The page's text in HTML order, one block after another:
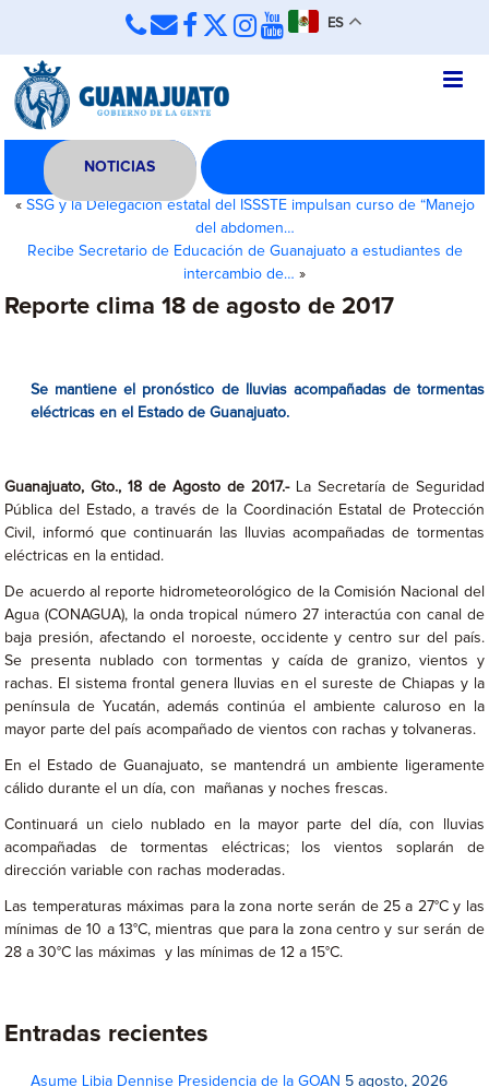
ES
NOTICIAS
« SSG y la Delegación estatal del ISSSTE impulsan curso de “Manejo
del abdomen…
Recibe Secretario de Educación de Guanajuato a estudiantes de
intercambio de… »
Reporte clima 18 de agosto de 2017
Se mantiene el pronóstico de lluvias acompañadas de tormentas
eléctricas en el Estado de Guanajuato.
Guanajuato, Gto., 18 de Agosto de 2017.-La Secretaría de Seguridad
Pública del Estado, a través de la Coordinación Estatal de Protección
Civil, informó que continuarán las lluvias acompañadas de tormentas
eléctricas en la entidad.
De acuerdo al reporte hidrometeorológico de la Comisión Nacional del
Agua (CONAGUA), la onda tropical número 27 interactúa con canal de
baja presión, afectando el noroeste, occidente y centro sur del país.
Se presenta nublado con tormentas y caída de granizo, vientos y
rachas. El sistema frontal genera lluvias en el sureste de Chiapas y la
península de Yucatán, además continúa el ambiente caluroso en la
mayor parte del país acompañado de vientos con rachas y tolvaneras.
En el Estado de Guanajuato, se mantendrá un ambiente ligeramente
cálido durante el un día, con mañanas y noches frescas.
Continuará un cielo nublado en la mayor parte del día, con lluvias
acompañadas de tormentas eléctricas; los vientos soplarán de
dirección variable con rachas moderadas.
Las temperaturas máximas para la zona norte serán de 25 a 27°C y las
mínimas de 10 a 13°C, mientras que para la zona centro y sur serán de
28 a 30°C las máximas y las mínimas de 12 a 15°C.
Entradas recientes
Asume Libia Dennise Presidencia de la GOAN 5 agosto, 2026